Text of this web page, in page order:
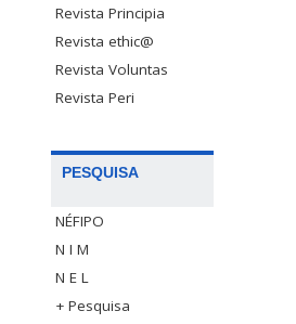
Revista Principia
Revista ethic@
Revista Voluntas
Revista Peri
PESQUISA
NÉFIPO
N I M
N E L
+ Pesquisa